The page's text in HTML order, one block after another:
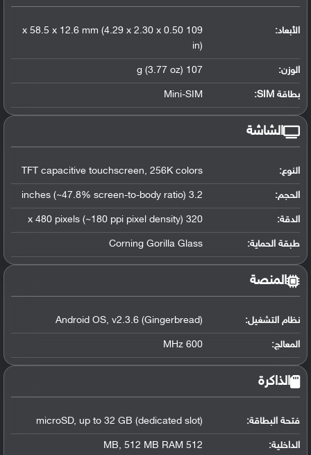
الأبعاد:
109 x 58.5 x 12.6 mm (4.29 x 2.30 x 0.50
in)
الوزن: 107 g (3.77 oz)
بطاقة SIM: Mini-SIM
الشاشة
النوع: TFT capacitive touchscreen, 256K colors
الحجم: 3.2 inches (~47.8% screen-to-body ratio)
الدقة: 320 x 480 pixels (~180 ppi pixel density)
طبقة الحماية: Corning Gorilla Glass
المنصة
نظام التشغيل:
Android OS, v2.3.6 (Gingerbread)
المعالج:
600 MHz
الذاكرة
فتحة البطاقة: microSD, up to 32 GB (dedicated slot)
الداخلية: 512 MB, 512 MB RAM